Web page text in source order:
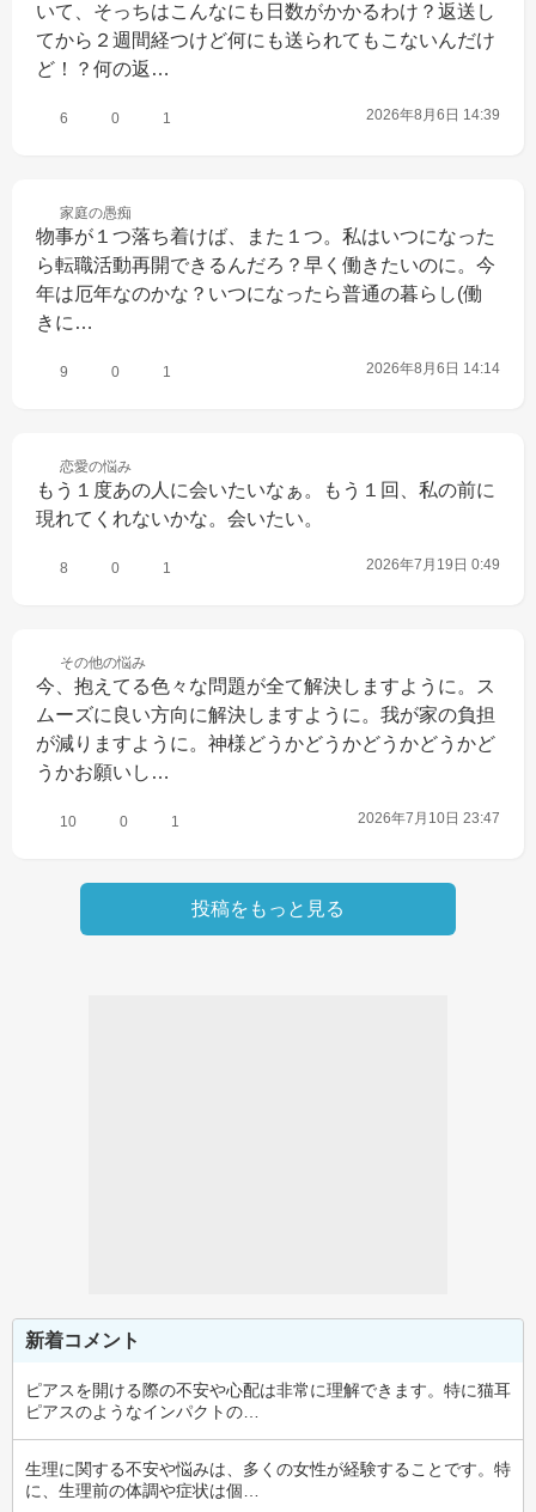
いて、そっちはこんなにも日数がかかるわけ？返送し
てから２週間経つけど何にも送られてもこないんだけ
ど！？何の返…
6 0 1 2026年8月6日 14:39
家庭の愚痴
物事が１つ落ち着けば、また１つ。私はいつになった
ら転職活動再開できるんだろ？早く働きたいのに。今
年は厄年なのかな？いつになったら普通の暮らし(働
きに…
9 0 1 2026年8月6日 14:14
恋愛の悩み
もう１度あの人に会いたいなぁ。もう１回、私の前に
現れてくれないかな。会いたい。
8 0 1 2026年7月19日 0:49
その他の悩み
今、抱えてる色々な問題が全て解決しますように。ス
ムーズに良い方向に解決しますように。我が家の負担
が減りますように。神様どうかどうかどうかどうかど
うかお願いし…
10 0 1 2026年7月10日 23:47
投稿をもっと見る
新着コメント
ピアスを開ける際の不安や心配は非常に理解できます。特に猫耳
ピアスのようなインパクトの…
生理に関する不安や悩みは、多くの女性が経験することです。特
に、生理前の体調や症状は個…